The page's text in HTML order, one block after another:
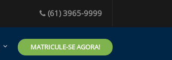
(61) 3965-9999
MATRICULE-SE AGORA!